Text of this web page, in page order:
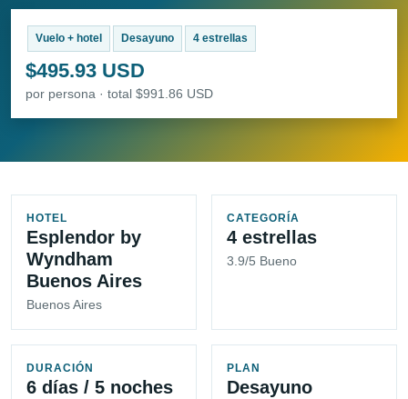
Vuelo + hotel Desayuno 4 estrellas
$495.93 USD
por persona · total $991.86 USD
HOTEL
Esplendor by
Wyndham
Buenos Aires
Buenos Aires
CATEGORÍA
4 estrellas
3.9/5 Bueno
DURACIÓN
6 días / 5 noches
PLAN
Desayuno